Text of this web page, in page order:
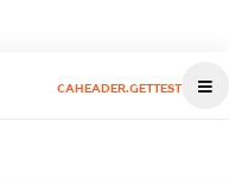
CAHEADER.GETTEST